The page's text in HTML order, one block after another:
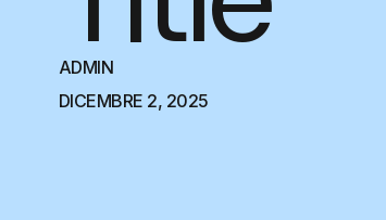
ADMIN
DICEMBRE 2, 2025